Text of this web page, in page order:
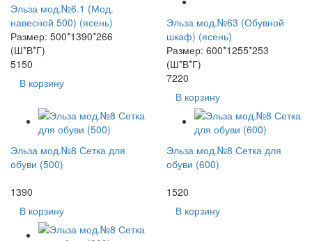
Эльза мод.№6.1 (Мод.
навесной 500) (ясень)
Размер: 500*1390*266
(Ш*В*Г)
5150
В корзину
Эльза мод.№63 (Обувной
шкаф) (ясень)
Размер: 600*1255*253
(Ш*В*Г)
7220
В корзину
Эльза мод.№8 Сетка для
обуви (500)
1390
В корзину
Эльза мод.№8 Сетка для
обуви (600)
1520
В корзину